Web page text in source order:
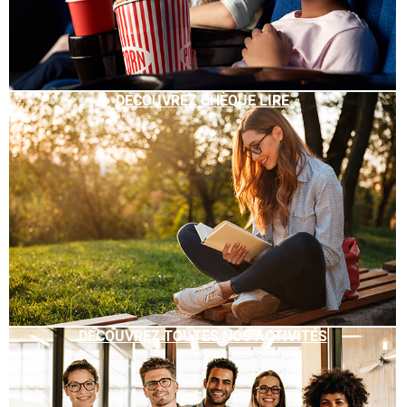
DÉCOUVREZ CHÈQUE LIRE
DÉCOUVREZ TOUTES NOS ACTIVITÉS